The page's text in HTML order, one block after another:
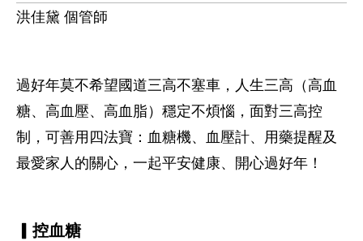
洪佳黛 個管師
過好年莫不希望國道三高不塞車，人生三高（高血
糖、高血壓、高血脂）穩定不煩惱，面對三高控
制，可善用四法寶：血糖機、血壓計、用藥提醒及
最愛家人的關心，一起平安健康、開心過好年！
▎控血糖